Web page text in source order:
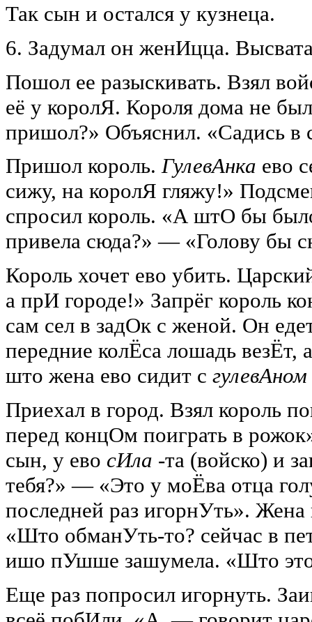
Так сын и остался у кузнеца.
6. Задумал он женИцца.
Пошол ее разыскивать. Взял
её у королЯ. Короля дома не
пришол?» Объяснил. «Садись в
Пришол король.ГулевАнка ево
сижу, на королЯ гляжу!»
спросил король. «А штО бы
привела сюда?» — «Голову бы
Король хочет ево убить.
а прИ городе!» Запрёг король
сам сел в задОк с женой. Он
передние колЁса лошадь
што жена ево сидит с гулевАном
Приехал в город. Взял король
перед концОм поиграть в
сын, у ево сИла -та (войско) и
тебя?» — «Это у моЁва отца
последней раз игорнУть».
«Што обманУть-то? сейчас в
ишо пУшше зашумела. «Што
Еще раз попросил игорнуть.